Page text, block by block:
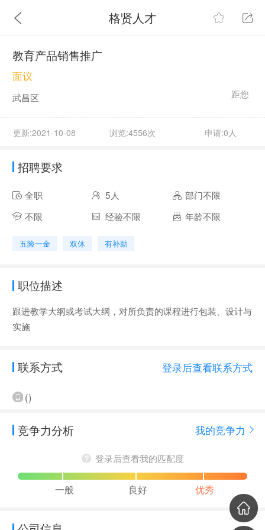
格贤人才
教育产品销售推广
距您
面议
武昌区
更新:2021-10-08 浏览:4556次 申请:0人
招聘要求
全职 5人
部门不限
不限
经验不限 年龄不限
五险一金 双休 有补助
职位描述
跟进教学大纲或考试大纲，对所负责的课程进行包装、设计与
实施
联系方式 登录后查看联系方式
()
竞争力分析 我的竞争力
登录后查看我的匹配度
一般 良好 优秀